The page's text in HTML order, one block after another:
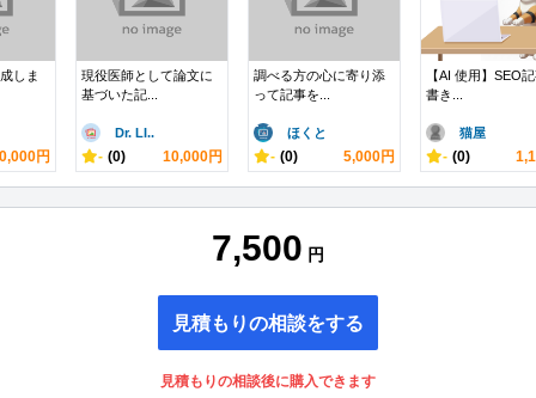
しま
円
現役医師として論文に
基づいた記...
Dr. LI..
- (0) 10,000円
調べる方の心に寄り添
って記事を...
ほくと
- (0) 5,000円
【AI 使用】SEO
書き...
猫屋
- (0)
7,500 円
見積もりの相談をする
見積もりの相談後に購入できます